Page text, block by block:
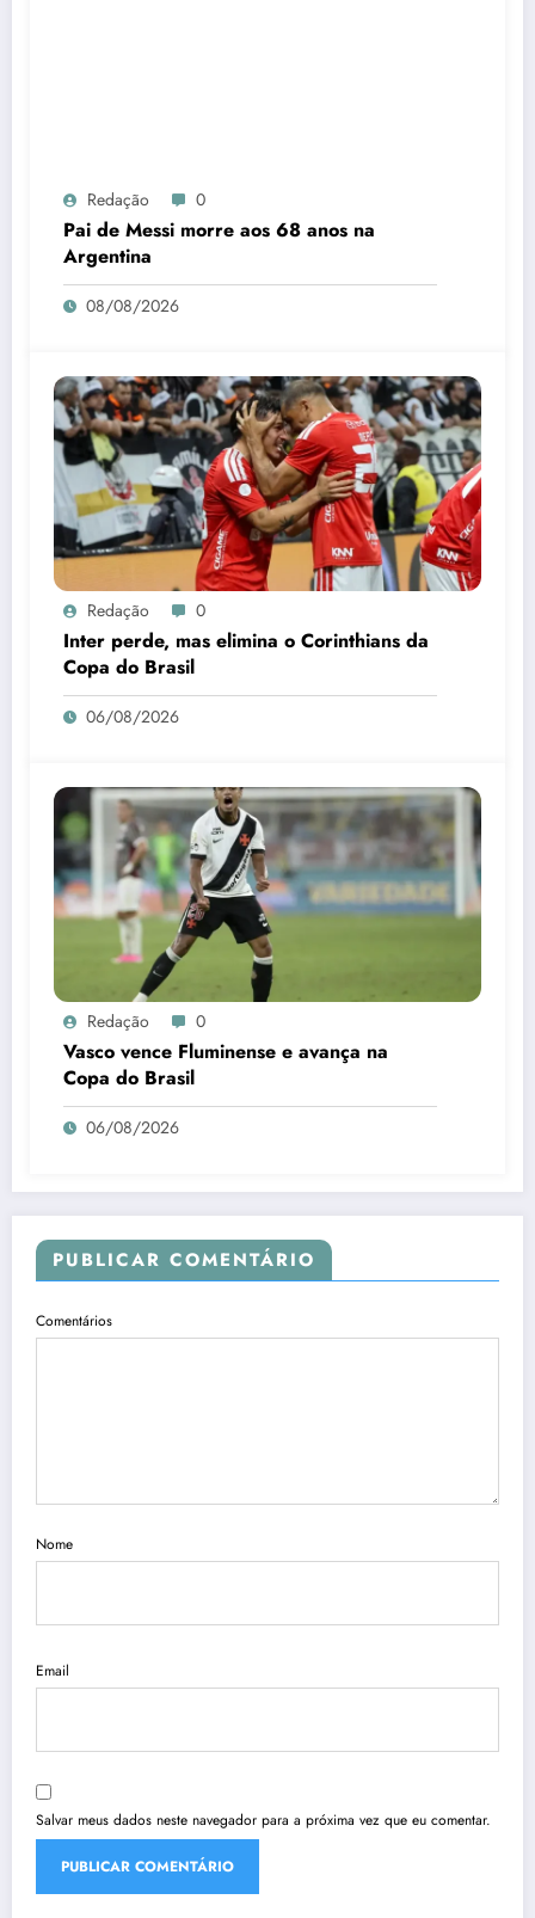
Redação 0
Pai de Messi morre aos 68 anos na
Argentina
08/08/2026
Redação 0
Inter perde, mas elimina o Corinthians da
Copa do Brasil
06/08/2026
Redação 0
Vasco vence Fluminense e avança na
Copa do Brasil
06/08/2026
PUBLICAR COMENTÁRIO
Comentários
Nome
Email
Salvar meus dados neste navegador para a próxima vez que eu comentar.